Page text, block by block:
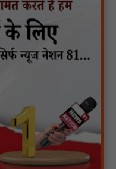
एक स्थाई वारंटी सहित दो
में फैली है गंदगी और झाड़ियाँ,
की 400 से अधिक
की गिरफ्तारी को लेकर
कोरसागुड़ा प्राथमिक शाला